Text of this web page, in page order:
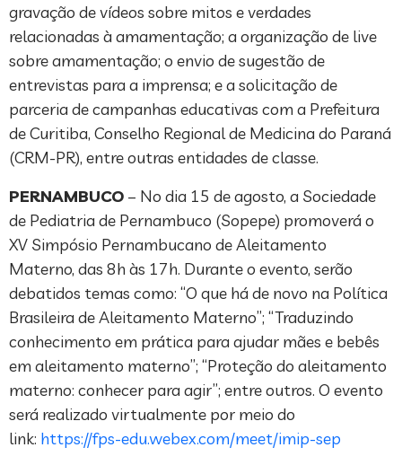
gravação de vídeos sobre mitos e verdades
relacionadas à amamentação; a organização de live
sobre amamentação; o envio de sugestão de
entrevistas para a imprensa; e a solicitação de
parceria de campanhas educativas com a Prefeitura
de Curitiba, Conselho Regional de Medicina do Paraná
(CRM-PR), entre outras entidades de classe.
PERNAMBUCO – No dia 15 de agosto, a Sociedade
de Pediatria de Pernambuco (Sopepe) promoverá o
XV Simpósio Pernambucano de Aleitamento
Materno, das 8h às 17h. Durante o evento, serão
debatidos temas como: “O que há de novo na Política
Brasileira de Aleitamento Materno”; “Traduzindo
conhecimento em prática para ajudar mães e bebês
em aleitamento materno”; “Proteção do aleitamento
materno: conhecer para agir”; entre outros. O evento
será realizado virtualmente por meio do
link: https://fps-edu.webex.com/meet/imip-sep